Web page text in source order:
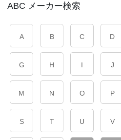
ABC メーカー検索
A B C D
G H I J
M N O P
S T U V